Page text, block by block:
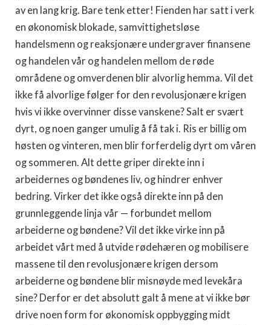
av en lang krig. Bare tenk etter! Fienden har satt i verk
en økonomisk blokade, samvittighetsløse
handelsmenn og reaksjonære undergraver finansene
og handelen vår og handelen mellom de røde
områdene og omverdenen blir alvorlig hemma. Vil det
ikke få alvorlige følger for den revolusjonære krigen
hvis vi ikke overvinner disse vanskene? Salt er svært
dyrt, og noen ganger umulig å få tak i. Ris er billig om
høsten og vinteren, men blir forferdelig dyrt om våren
og sommeren. Alt dette griper direkte inn i
arbeidernes og bøndenes liv, og hindrer enhver
bedring. Virker det ikke også direkte inn på den
grunnleggende linja vår — forbundet mellom
arbeiderne og bøndene? Vil det ikke virke inn på
arbeidet vårt med å utvide rødehæren og mobilisere
massene til den revolusjonære krigen dersom
arbeiderne og bøndene blir misnøyde med levekåra
sine? Derfor er det absolutt galt å mene at vi ikke bør
drive noen form for økonomisk oppbygging midt